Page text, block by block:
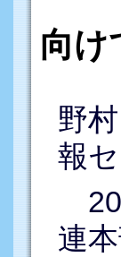
向け
野
報セ
連